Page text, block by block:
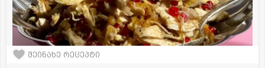
შეინახე რეცეპტი